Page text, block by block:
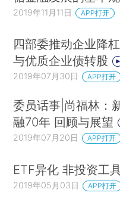
2019年11月11日 APP打开
四部委推动企业降
与优质企业债转股
2019年07月30日 APP打开
委员话事|尚福林：
融70年 回顾与展望
2019年07月20日 APP打开
ETF异化 非投资工
2019年05月03日 APP打开